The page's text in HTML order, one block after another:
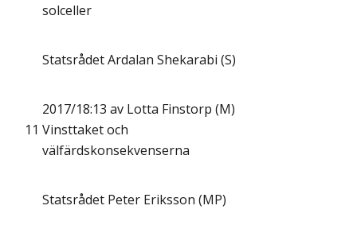
solceller
Statsrådet Ardalan Shekarabi (S)
11
2017/18:13 av Lotta Finstorp (M)
Vinsttaket och
välfärdskonsekvenserna
Statsrådet Peter Eriksson (MP)